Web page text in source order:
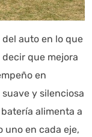
auto en lo que
que mejora
en
y silenciosa
alimenta a
uno en cada eje,